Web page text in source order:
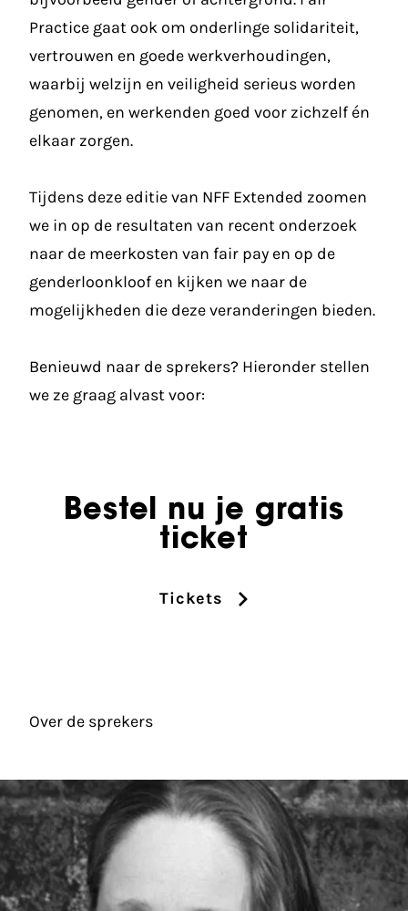
Practice gaat ook om onderlinge solidariteit,
vertrouwen en goede werkverhoudingen,
waarbij welzijn en veiligheid serieus worden
genomen, en werkenden goed voor zichzelf én
elkaar zorgen.
Tijdens deze editie van NFF Extended zoomen
we in op de resultaten van recent onderzoek
naar de meerkosten van fair pay en op de
genderloonkloof en kijken we naar de
mogelijkheden die deze veranderingen bieden.
Benieuwd naar de sprekers? Hieronder stellen
we ze graag alvast voor:
Bestel nu je gratis
ticket
Tickets
Over de sprekers